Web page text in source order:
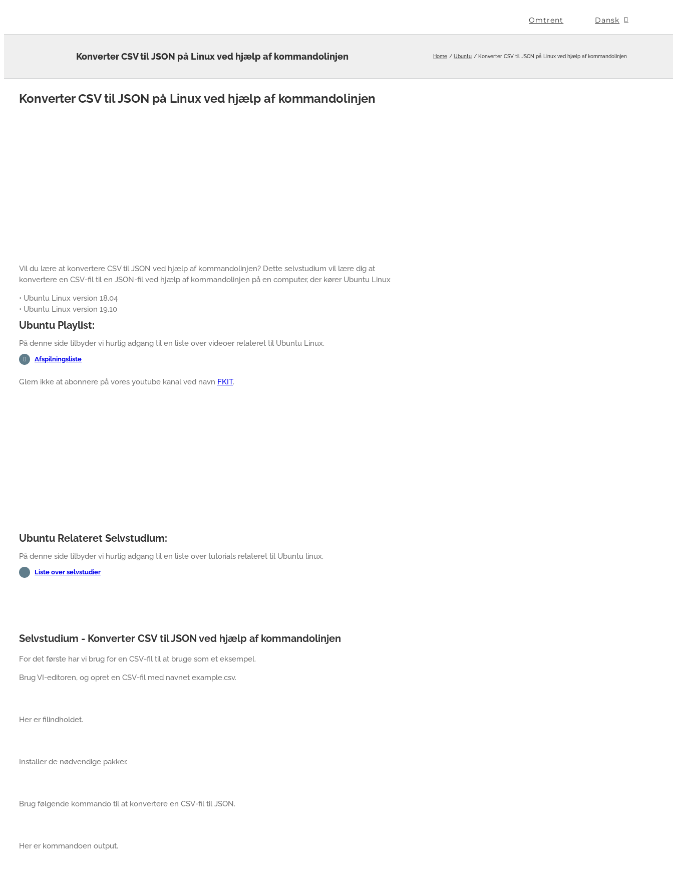
Omtrent Dansk
Konverter CSV til JSON på Linux ved hjælp af kommandolinjen Home Ubuntu Konverter CSV til JSON på Linux ved hjælp af kommandolinjen
Konverter CSV til JSON på Linux ved hjælp af kommandolinjen
Vil du lære at konvertere CSV til JSON ved hjælp af kommandolinjen? Dette selvstudium vil lære dig at
konvertere en CSV-fil til en JSON-fil ved hjælp af kommandolinjen på en computer, der kører Ubuntu Linux
• Ubuntu Linux version 18.04
• Ubuntu Linux version 19.10
Ubuntu Playlist:
På denne side tilbyder vi hurtig adgang til en liste over videoer relateret til Ubuntu Linux.
Afspilningsliste
Glem ikke at abonnere på vores youtube kanal ved navn FKIT.
Ubuntu Relateret Selvstudium:
På denne side tilbyder vi hurtig adgang til en liste over tutorials relateret til Ubuntu linux.
Liste over selvstudier
Selvstudium - Konverter CSV til JSON ved hjælp af kommandolinjen
For det første har vi brug for en CSV-fil til at bruge som et eksempel.
Brug VI-editoren, og opret en CSV-fil med navnet example.csv.
Her er filindholdet.
Installer de nødvendige pakker.
Brug følgende kommando til at konvertere en CSV-fil til JSON.
Her er kommandoen output.